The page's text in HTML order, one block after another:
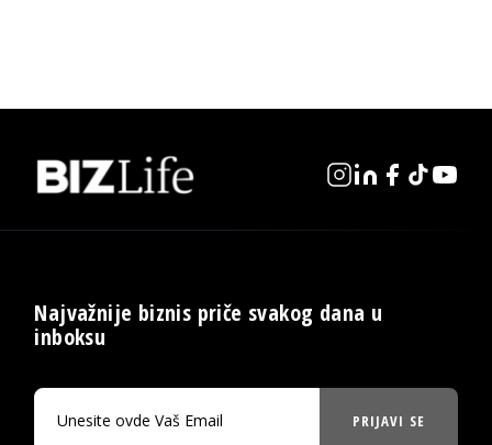
Najvažnije biznis priče svakog dana u
inboksu
PRIJAVI SE